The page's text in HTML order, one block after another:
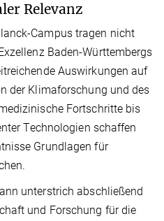
Relevanz
Campus tragen nicht
Baden-Württembergs
Auswirkungen auf
der Klimaforschung und des
Fortschritte bis
Technologien schaffen
Grundlagen für
unterstrich abschließend
und Forschung für die